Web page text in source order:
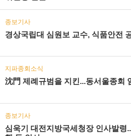
종보기사
경상국립대 심원보 교수, 식품안전
지파종회소식
沈門 제례규범을 지킨...동서울종회
종보기사
심욱기 대전지방국세청장 인사발령